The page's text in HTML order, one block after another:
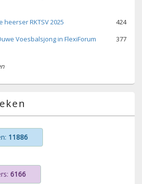
heerser RKTSV 2025
424
Voesbalsjong in FlexiForum 377
11886
6166